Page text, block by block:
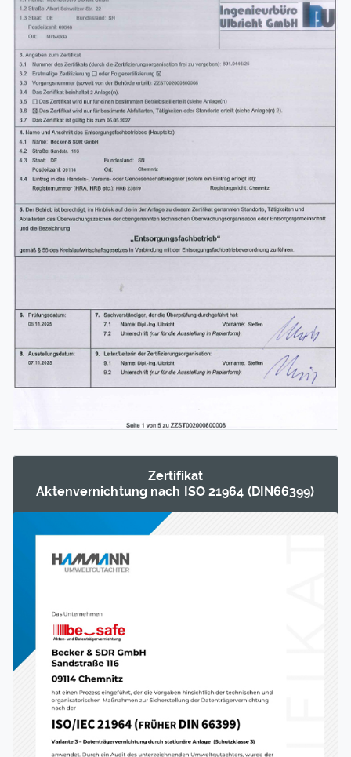
Zertifikat
Akten­ver­nichtung nach ISO 21964 (DIN66399)